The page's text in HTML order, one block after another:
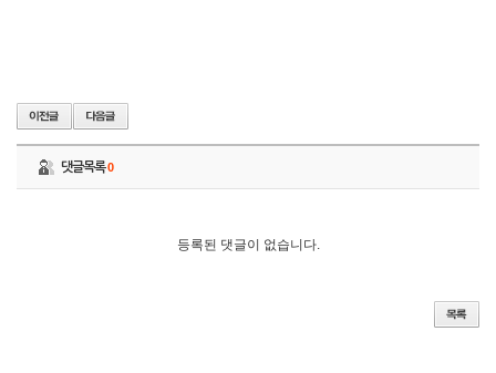
댓글목록0
등록된 댓글이 없습니다.